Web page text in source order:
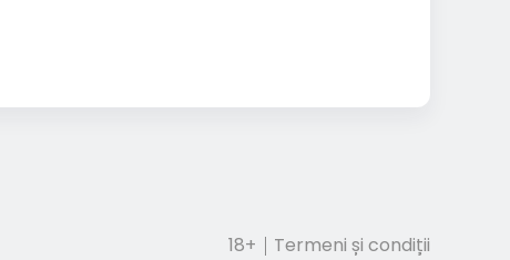
18+ Termeni și condiții